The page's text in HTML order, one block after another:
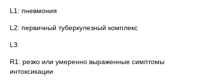
L1: пневмония
L2: первичный туберкулезный комплекс
L3:
R1: резко или умеренно выраженные симптомы
интоксикации